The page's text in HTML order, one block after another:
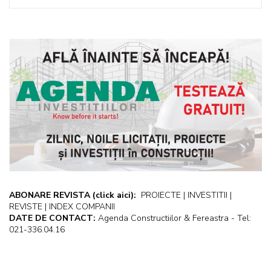
ABONARE REVISTA (click aici): PROIECTE | INVESTITII |
REVISTE | INDEX COMPANII
DATE DE CONTACT: Agenda Constructiilor & Fereastra - Tel:
021-336.04.16